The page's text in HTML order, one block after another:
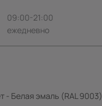
09:00-21:00
ежедневно
- Белая эмаль (RAL 9003)